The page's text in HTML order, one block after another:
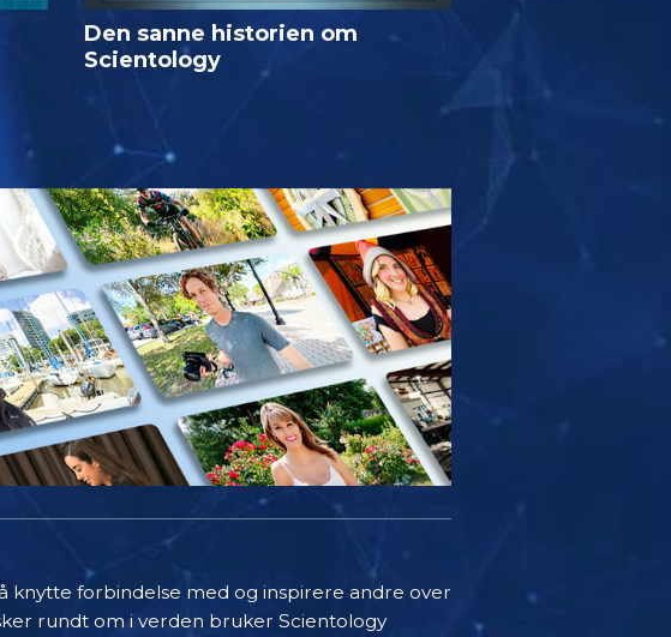
Den sanne historien om
Scientology
knytte forbindelse med og inspirere andre over
rundt om i verden bruker Scientology